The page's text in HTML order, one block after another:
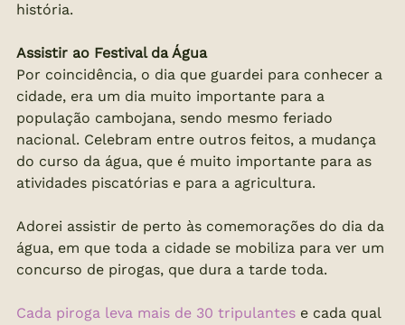
história.
Assistir ao Festival da Água
Por coincidência, o dia que guardei para conhecer a
cidade, era um dia muito importante para a
população cambojana, sendo mesmo feriado
nacional. Celebram entre outros feitos, a mudança
do curso da água, que é muito importante para as
atividades piscatórias e para a agricultura.
Adorei assistir de perto às comemorações do dia da
água, em que toda a cidade se mobiliza para ver um
concurso de pirogas, que dura a tarde toda.
Cada piroga leva mais de 30 tripulantes e cada qual